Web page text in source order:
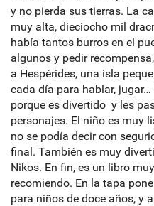
y no pierda sus tierras. La
muy alta, dieciocho mil
había tantos burros en el
algunos y pedir
a Hespérides, una isla
cada día para hablar,
porque es divertido y les
personajes. El niño es muy
no se podía decir con
final. También es muy
Nikos. En fin, es un libro
recomiendo. En la tapa
para niños de doce años, y